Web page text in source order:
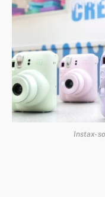
Instax-